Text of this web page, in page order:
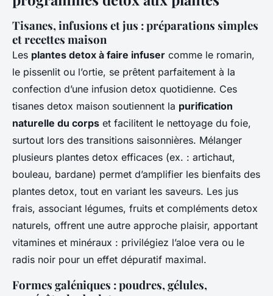
Tisanes, infusions et jus : préparations simples
et recettes maison
Les plantes detox à faire infuser comme le romarin,
le pissenlit ou l’ortie, se prêtent parfaitement à la
confection d’une infusion detox quotidienne. Ces
tisanes detox maison soutiennent la purification
naturelle du corps et facilitent le nettoyage du foie,
surtout lors des transitions saisonnières. Mélanger
plusieurs plantes detox efficaces (ex. : artichaut,
bouleau, bardane) permet d’amplifier les bienfaits des
plantes detox, tout en variant les saveurs. Les jus
frais, associant légumes, fruits et compléments detox
naturels, offrent une autre approche plaisir, apportant
vitamines et minéraux : privilégiez l’aloe vera ou le
radis noir pour un effet dépuratif maximal.
Formes galéniques : poudres, gélules,